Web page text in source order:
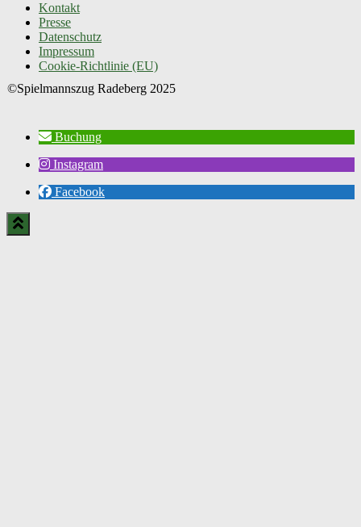
Kontakt
Presse
Datenschutz
Impressum
Cookie-Richtlinie (EU)
Buchung
Instagram
Facebook